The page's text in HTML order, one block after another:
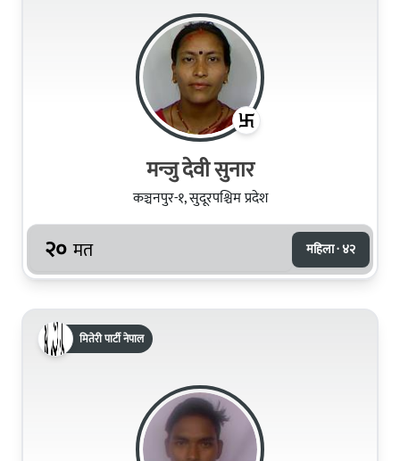
मन्जु देवी सुनार
कञ्चनपुर-१, सुदूरपश्चिम प्रदेश
२० मत महिला · ४२
मितेरी पार्टी नेपाल